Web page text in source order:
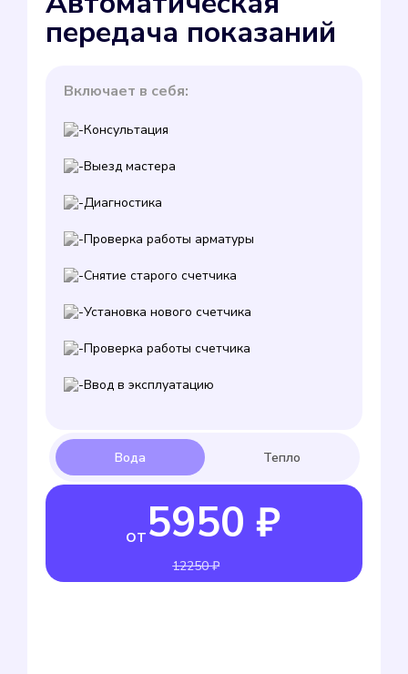
передача показаний
Включает в себя:
Консультация
Выезд мастера
Диагностика
Проверка работы арматуры
Снятие старого счетчика
Установка нового счетчика
Проверка работы счетчика
Ввод в эксплуатацию
от5950 ₽
12250 ₽